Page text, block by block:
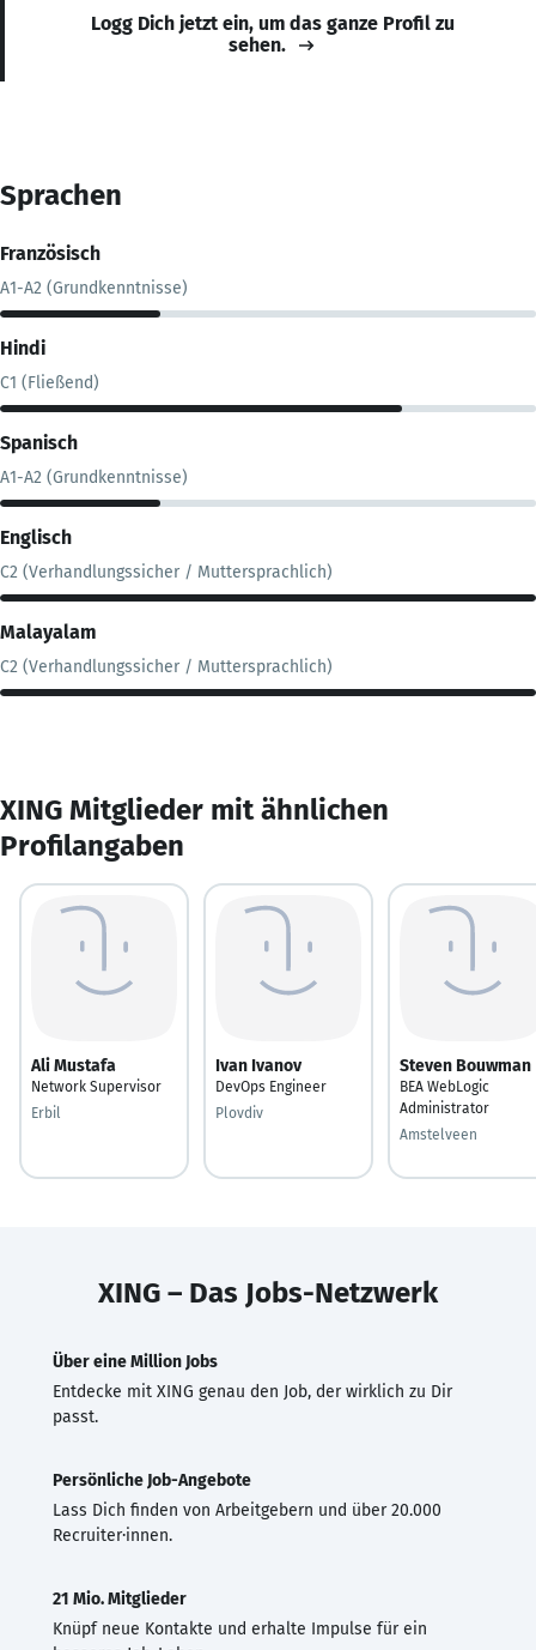
Logg Dich jetzt ein, um das ganze Profil zu
sehen.
Sprachen
Französisch
A1-A2 (Grundkenntnisse)
Hindi
C1 (Fließend)
Spanisch
A1-A2 (Grundkenntnisse)
Englisch
C2 (Verhandlungssicher / Muttersprachlich)
Malayalam
C2 (Verhandlungssicher / Muttersprachlich)
XING Mitglieder mit ähnlichen
Profilangaben
Ali Mustafa
Network Supervisor
Erbil
Ivan Ivanov
DevOps Engineer
Plovdiv
Steven Bouwman
BEA WebLogic
Administrator
Amstelveen
XING – Das Jobs-Netzwerk
Über eine Million Jobs
Entdecke mit XING genau den Job, der wirklich zu Dir
passt.
Persönliche Job-Angebote
Lass Dich finden von Arbeitgebern und über 20.000
Recruiter·innen.
21 Mio. Mitglieder
Knüpf neue Kontakte und erhalte Impulse für ein